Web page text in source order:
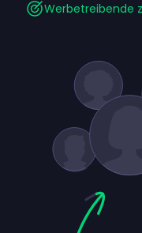
Werbetreibende